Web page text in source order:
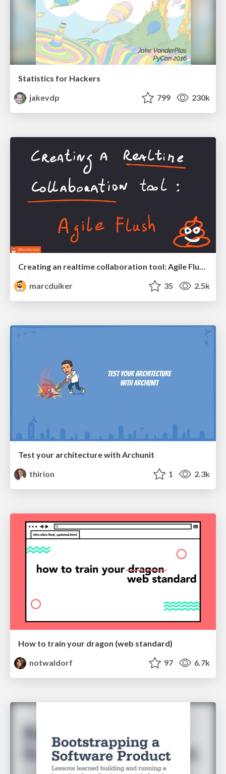
Statistics for Hackers
jakevdp
799 230k
Creating an realtime collaboration tool: Agile Flush - .NET Oxford
marcduiker
35 2.5k
Test your architecture with Archunit
thirion
1 2.3k
How to train your dragon (web standard)
notwaldorf
97 6.7k